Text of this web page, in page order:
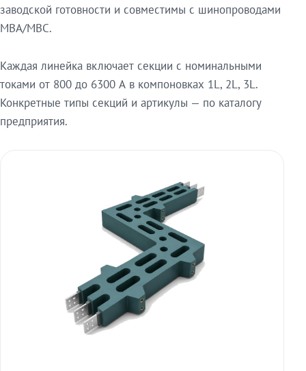
заводской готовности и совместимы с шинопроводами
МВА/МВС.
Каждая линейка включает секции с номинальными
токами от 800 до 6300 А в компоновках 1L, 2L, 3L.
Конкретные типы секций и артикулы — по каталогу
предприятия.